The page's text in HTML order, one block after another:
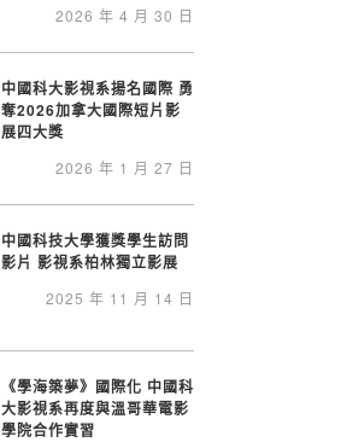
2026 年 4 月 30 日
中國科大影視系揚名國際 勇
奪2026加拿大國際短片影
展四大獎
2026 年 1 月 27 日
中國科技大學獲獎學生訪問
影片 影視系柏林獨立影展
2025 年 11 月 14 日
《學海築夢》國際化 中國科
大影視系再度與溫哥華電影
學院合作實習